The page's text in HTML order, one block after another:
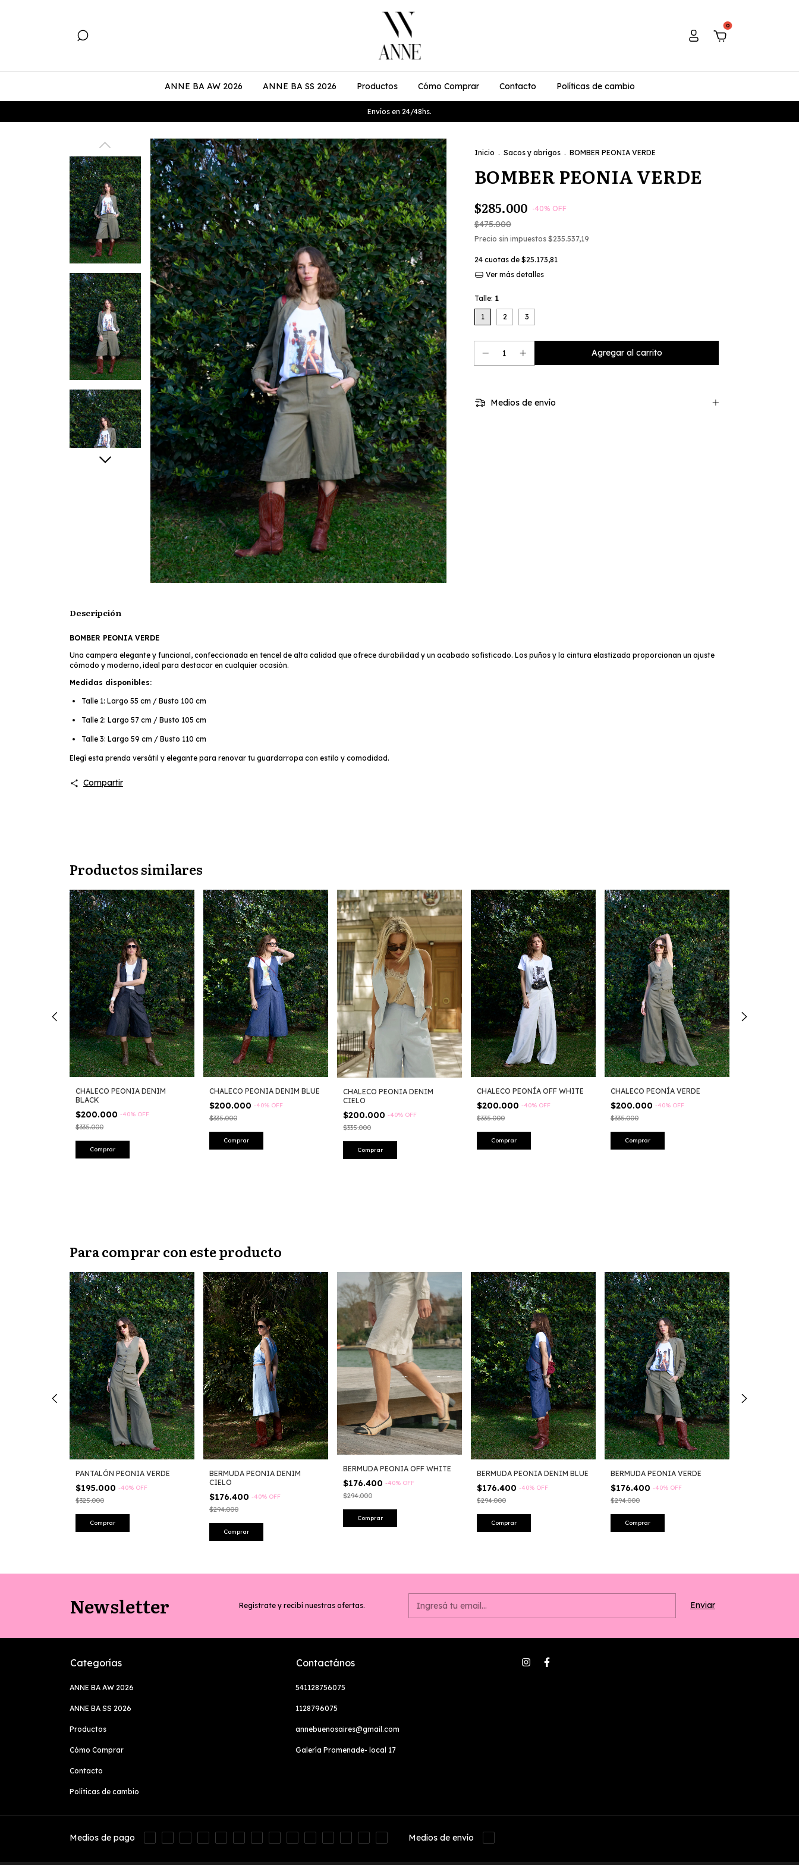
0
ANNE BA AW 2026 ANNE BA SS 2026 Productos Cómo Comprar Contacto Políticas de cambio
Envíos en 24/48hs.
Inicio . Sacos y abrigos . BOMBER PEONIA VERDE
BOMBER PEONIA VERDE
$285.000 -40% OFF
$475.000
Precio sin impuestos $235.537,19
24 cuotas de $25.173,81
Ver más detalles
Talle: 1
1 2 3
Medios de envío
Descripción
BOMBER PEONIA VERDE
Una campera elegante y funcional, confeccionada en tencel de alta calidad que ofrece durabilidad y un acabado sofisticado. Los puños y la cintura elastizada proporcionan un ajuste
cómodo y moderno, ideal para destacar en cualquier ocasión.
Medidas disponibles:
Talle 1: Largo 55 cm / Busto 100 cm
Talle 2: Largo 57 cm / Busto 105 cm
Talle 3: Largo 59 cm / Busto 110 cm
Elegí esta prenda versátil y elegante para renovar tu guardarropa con estilo y comodidad.
Compartir
Productos similares
CHALECO PEONIA DENIM
BLACK
$200.000 -40% OFF
$335.000
Comprar
CHALECO PEONIA DENIM BLUE
$200.000 -40% OFF
$335.000
Comprar
CHALECO PEONIA DENIM
CIELO
$200.000 -40% OFF
$335.000
Comprar
CHALECO PEONÍA OFF WHITE
$200.000 -40% OFF
$335.000
Comprar
CHALECO PEONÍA VERDE
$200.000 -40% OFF
$335.000
Comprar
Para comprar con este producto
PANTALÓN PEONIA VERDE
$195.000 -40% OFF
$325.000
Comprar
BERMUDA PEONIA DENIM
CIELO
$176.400 -40% OFF
$294.000
Comprar
BERMUDA PEONIA OFF WHITE
$176.400 -40% OFF
$294.000
Comprar
BERMUDA PEONIA DENIM BLUE
$176.400 -40% OFF
$294.000
Comprar
BERMUDA PEONIA VERDE
$176.400 -40% OFF
$294.000
Comprar
Newsletter Registrate y recibí nuestras ofertas.
Categorías
ANNE BA AW 2026
ANNE BA SS 2026
Productos
Cómo Comprar
Contacto
Políticas de cambio
Contactános
541128756075
1128796075
annebuenosaires@gmail.com
Galería Promenade- local 17
Medios de pago
Medios de envío